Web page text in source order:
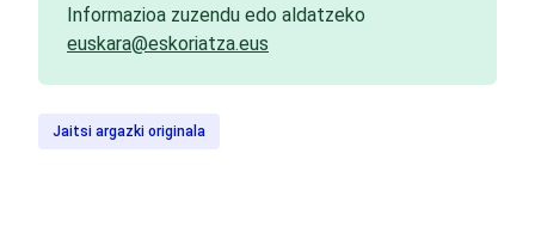
Informazioa zuzendu edo aldatzeko
euskara@eskoriatza.eus
Jaitsi argazki originala